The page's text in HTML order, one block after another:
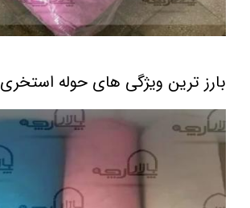
بارز ترین ویژگی های حوله استخری